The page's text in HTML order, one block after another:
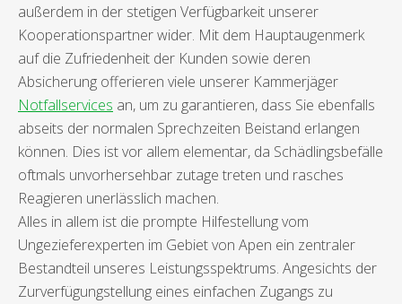
außerdem in der stetigen Verfügbarkeit unserer
Kooperationspartner wider. Mit dem Hauptaugenmerk
auf die Zufriedenheit der Kunden sowie deren
Absicherung offerieren viele unserer Kammerjäger
Notfallservices an, um zu garantieren, dass Sie ebenfalls
abseits der normalen Sprechzeiten Beistand erlangen
können. Dies ist vor allem elementar, da Schädlingsbefälle
oftmals unvorhersehbar zutage treten und rasches
Reagieren unerlässlich machen.
Alles in allem ist die prompte Hilfestellung vom
Ungezieferexperten im Gebiet von Apen ein zentraler
Bestandteil unseres Leistungsspektrums. Angesichts der
Zurverfügungstellung eines einfachen Zugangs zu